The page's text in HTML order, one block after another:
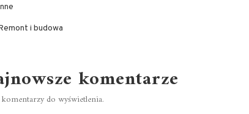
i budowa
komentarze
do wyświetlenia.